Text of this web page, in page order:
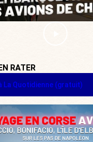
RATER
La Quotidienne (gratuit)